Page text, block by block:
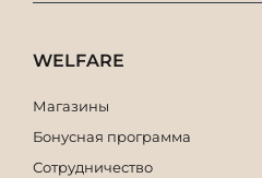
WELFARE
Магазины
Бонусная программа
Сотрудничество